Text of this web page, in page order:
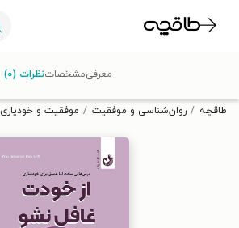
تخفیف از طاقچه دریافت کن.
طاقچه روان‌شناسی و موفقیت موفقیت و خودیاری
معرفیمشخصاتنظرات (۰)